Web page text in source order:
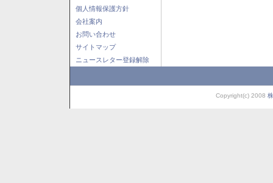
個人情報保護方針
会社案内
お問い合わせ
サイトマップ
ニュースレター登録解除
Copyright(c) 2008